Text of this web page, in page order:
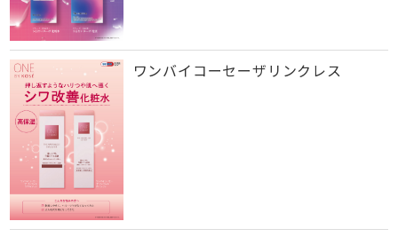
ワンバイコーセーザリンクレス